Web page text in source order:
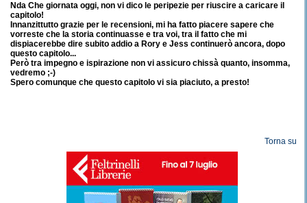
Nda Che giornata oggi, non vi dico le peripezie per riuscire a caricare il
capitolo!
Innanzittutto grazie per le recensioni, mi ha fatto piacere sapere che
vorreste che la storia continuasse e tra voi, tra il fatto che mi
dispiacerebbe dire subito addio a Rory e Jess continuerò ancora, dopo
questo capitolo...
Però tra impegno e ispirazione non vi assicuro chissà quanto, insomma,
vedremo ;-)
Spero comunque che questo capitolo vi sia piaciuto, a presto!
Torna su